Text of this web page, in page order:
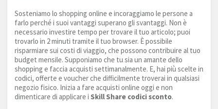
Sosteniamo lo shopping online e incoraggiamo le persone a
farlo perché i suoi vantaggi superano gli svantaggi. Non è
necessario investire tempo per trovare il tuo articolo; puoi
trovarlo in 2 minuti tramite il tuo browser. È possibile
risparmiare sui costi di viaggio, che possono contribuire al tuo
budget mensile. Supponiamo che tu sia un amante dello
shopping e faccia acquisti settimanalmente. E, hai più scelte in
codici, offerte e voucher che difficilmente troverai in qualsiasi
negozio fisico. Inizia a fare acquisti online oggi e non
dimenticare di applicare i Skill Share codici sconto.